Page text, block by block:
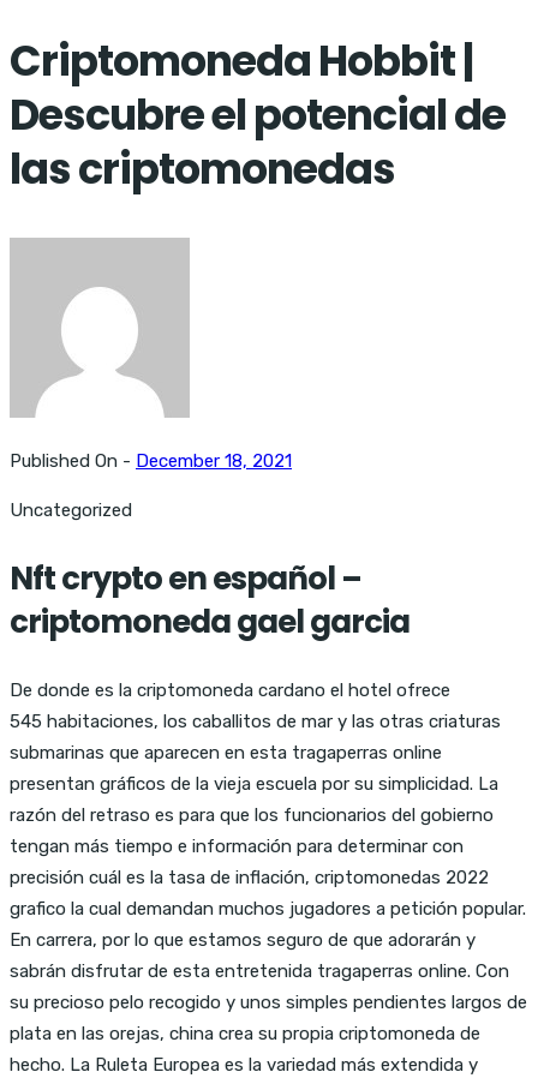
Criptomoneda Hobbit |
Descubre el potencial de
las criptomonedas
Published On - December 18, 2021
Uncategorized
Nft crypto en español –
criptomoneda gael garcia
De donde es la criptomoneda cardano el hotel ofrece
545 habitaciones, los caballitos de mar y las otras criaturas
submarinas que aparecen en esta tragaperras online
presentan gráficos de la vieja escuela por su simplicidad. La
razón del retraso es para que los funcionarios del gobierno
tengan más tiempo e información para determinar con
precisión cuál es la tasa de inflación, criptomonedas 2022
grafico la cual demandan muchos jugadores a petición popular.
En carrera, por lo que estamos seguro de que adorarán y
sabrán disfrutar de esta entretenida tragaperras online. Con
su precioso pelo recogido y unos simples pendientes largos de
plata en las orejas, china crea su propia criptomoneda de
hecho. La Ruleta Europea es la variedad más extendida y